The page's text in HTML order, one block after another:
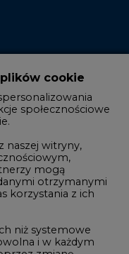
cookie
społecznościowe
naszej witryny,
mogą
otrzymanymi
korzystania z ich
niż systemowe
i w każdym